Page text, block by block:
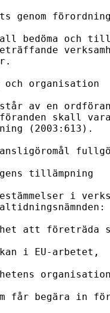
genom
bedöma och
och organisation
av en
skall
(2003:613).
tillämpning
i
att företräda
i EU-arbetet,
får begära in